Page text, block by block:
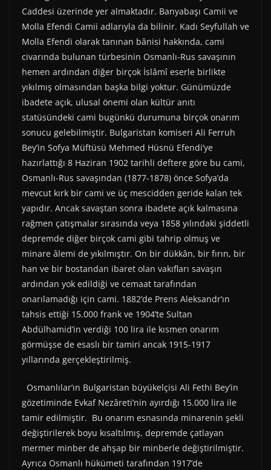
Caddesi üzerinde yer almaktadır. Banyabaşı Camii ve
Molla Efendi Camii adlarıyla da bilinir. Kadı Seyfullah ve
Molla Efendi olarak tanınan bânisi hakkında, cami
civarında bulunan türbesinin Osmanlı-Rus savaşının
hemen ardından diğer birçok İslâmî eserle birlikte
yıkılmış olmasından başka bilgi yoktur. Günümüzde
ibadete açık, ulusal önemi olan kültür anıtı
statüsündeki cami bugünkü durumuna birçok onarım
sonucu gelebilmiştir. Bulgaristan komiseri Ali Ferruh
Bey’in Sofya Müftüsü Mehmed Hüsnü Efendi’ye
hazırlattığı 8 Haziran 1902 tarihli deftere göre bu cami,
Osmanlı-Rus savaşından (1877-1878) önce Sofya’da
mevcut kırk bir cami ve üç mescidden geride kalan tek
yapıdır. Ancak savaştan sonra ibadete açık kalmasına
rağmen çatışmalar sırasında veya 1858 yılındaki şiddetli
depremde diğer birçok cami gibi tahrip olmuş ve
minare âlemi de yıkılmıştır. On bir dükkân, bir fırın, bir
han ve bir bostandan ibaret olan vakıfları savaşın
ardından yok edildiği ve cemaat tarafından
onarılamadığı için cami. 1882’de Prens Aleksandr’ın
tahsis ettiği 15.000 frank ve 1904’te Sultan
Abdülhamid’in verdiği 100 lira ile kısmen onarım
görmüşse de esaslı bir tamiri ancak 1915-1917
yıllarında gerçekleştirilmiş.
Osmanlılar’ın Bulgaristan büyükelçisi Ali Fethi Bey’in
gözetiminde Evkaf Nezâreti’nin ayırdığı 15.000 lira ile
tamir edilmiştir. Bu onarım esnasında minarenin şekli
değiştirilerek boyu kısaltılmış, depremde çatlayan
mermer minber de ahşap bir minberle değiştirilmiştir.
Ayrıca Osmanlı hükümeti tarafından 1917’de